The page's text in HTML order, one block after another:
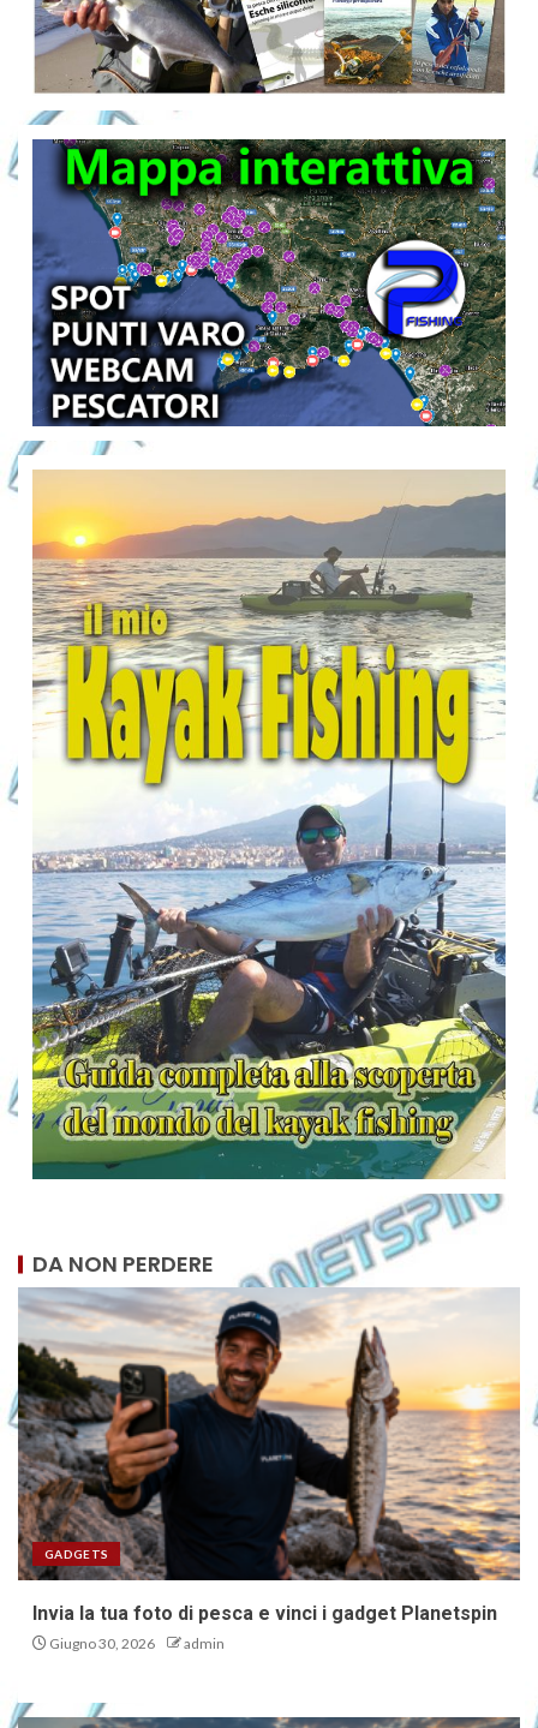
DA NON PERDERE
GADGETS
Invia la tua foto di pesca e vinci i gadget Planetspin
Giugno 30, 2026 admin